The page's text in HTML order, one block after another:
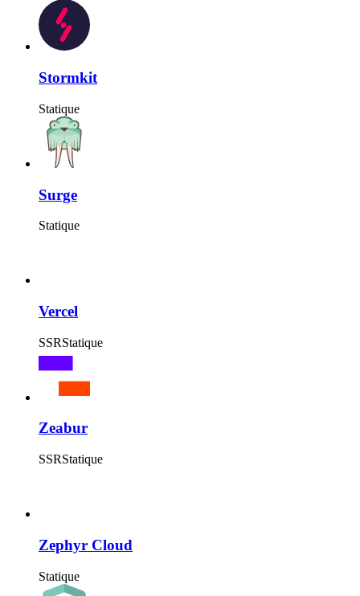
Stormkit
Statique
Surge
Statique
Vercel
SSRStatique
Zeabur
SSRStatique
Zephyr Cloud
Statique